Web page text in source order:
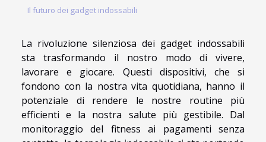
Il futuro dei gadget indossabili
La rivoluzione silenziosa dei gadget indossabili
sta trasformando il nostro modo di vivere,
lavorare e giocare. Questi dispositivi, che si
fondono con la nostra vita quotidiana, hanno il
potenziale di rendere le nostre routine più
efficienti e la nostra salute più gestibile. Dal
monitoraggio del fitness ai pagamenti senza